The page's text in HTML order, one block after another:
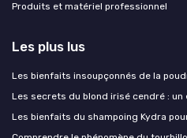
Produits et matériel professionnel
Les plus lus
Les bienfaits insoupçonnés de la
Les secrets du blond irisé cendré :
Les bienfaits du shampoing Kydra